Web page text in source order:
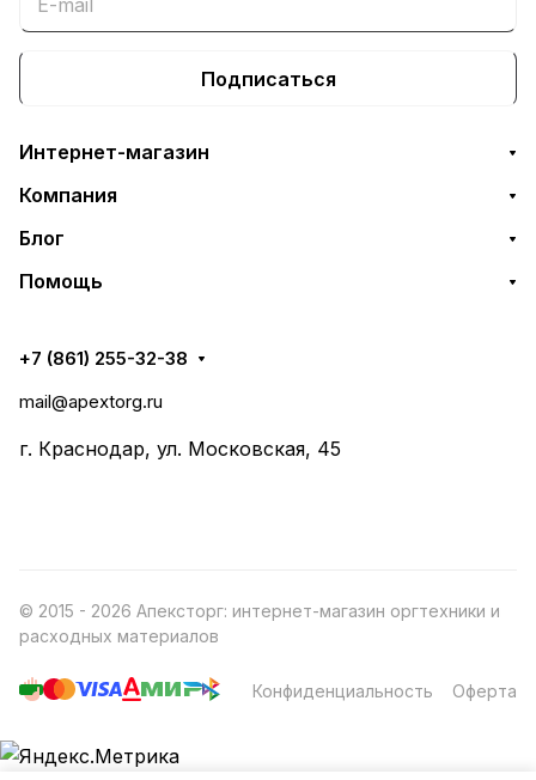
Подписаться
Интернет-магазин
Компания
Блог
Помощь
+7 (861) 255-32-38
mail@apextorg.ru
г. Краснодар, ул. Московская, 45
© 2015 - 2026 Апексторг: интернет-магазин оргтехники и
расходных материалов
Конфиденциальность Оферта